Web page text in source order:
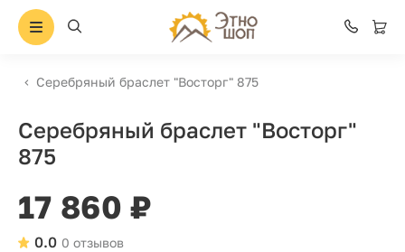
Серебряный браслет "Восторг" 875
Серебряный браслет "Восторг"
875
17 860 ₽
0 отзывов
0.0